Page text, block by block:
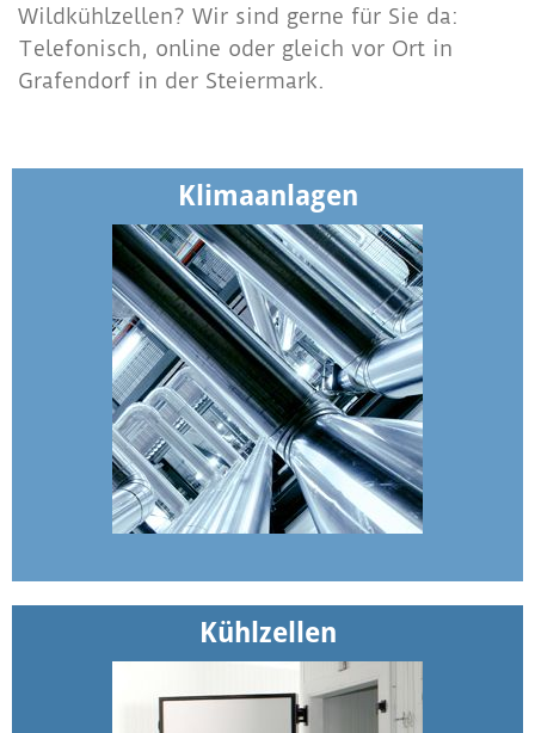
Wildkühlzellen? Wir sind gerne für Sie da:
Telefonisch, online oder gleich vor Ort in
Grafendorf in der Steiermark.
Klimaanlagen
Kühlzellen